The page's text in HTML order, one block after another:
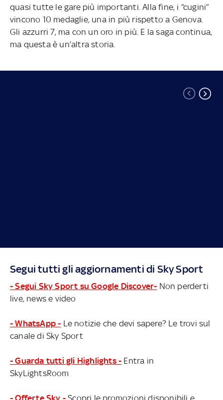
quasi tutte le gare più importanti. Alla fine, i “cugini”
vincono 10 medaglie, una in più rispetto a Genova.
Gli azzurri 7, ma con un oro in più. E la saga continua,
ma questa è un’altra storia.
Segui tutti gli aggiornamenti di Sky Sport
- Segui Sky Sport su Google Discover- Non perderti
live, news e video
- WhatsApp - Le notizie che devi sapere? Le trovi sul
canale di Sky Sport
- Guarda tutti gli Highlights - Entra in
SkyLightsRoom